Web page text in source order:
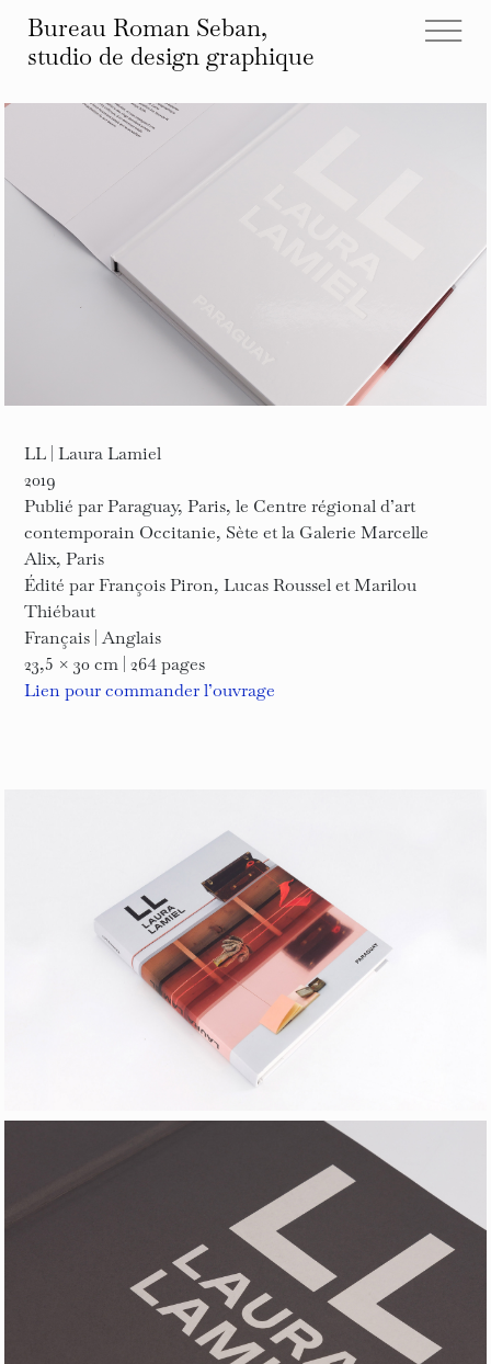
Bureau Roman Seban,
studio de design graphique
tous les projets
infos et contact
LL | Laura Lamiel
2019
Publié par Paraguay, Paris, le Centre régional d’art
contemporain Occitanie, Sète et la Galerie Marcelle
Alix, Paris
Édité par François Piron, Lucas Roussel et Marilou
Thiébaut
Français | Anglais
23,5 × 30 cm | 264 pages
Lien pour commander l’ouvrage